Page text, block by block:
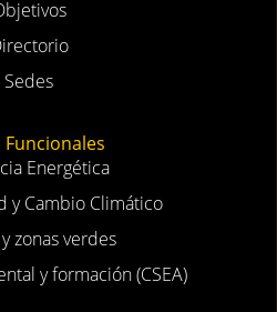
Sedes
Funcionales
Energética
y Cambio Climático
zonas verdes
y formación (CSEA)